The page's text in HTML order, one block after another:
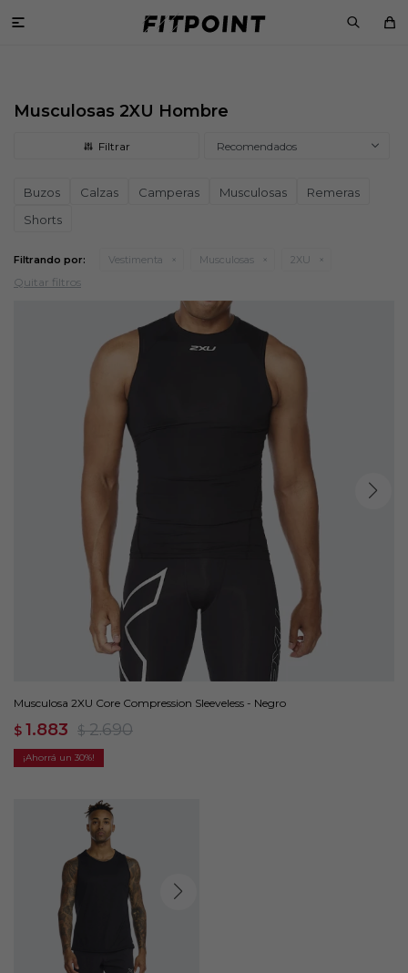

Musculosas 2XU Hombre
Recomendados
Buzos Calzas Camperas Musculosas
Remeras
Shorts
Filtrando por: Vestimenta Musculosas 2XU
Quitar filtros
Musculosa 2XU Core Compression Sleeveless - Negro
$ 1.883 $ 2.690
30